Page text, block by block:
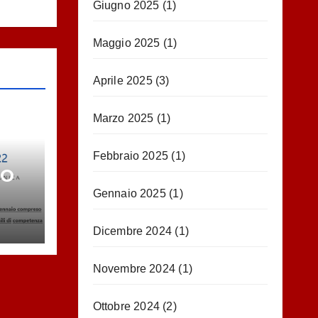
Giugno 2025 (1)
Maggio 2025 (1)
Aprile 2025(3)
Marzo 2025 (1)
Febbraio 2025 (1)
Gennaio 2025(1)
Dicembre 2024 (1)
Novembre 2024 (1)
Ottobre 2024(2)